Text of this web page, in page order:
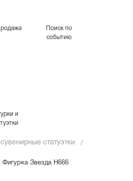
Поиск по
событию
и
статуэтки
Фигурка Звезда H666